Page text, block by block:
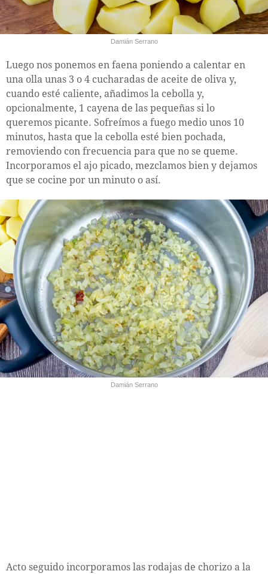
Damián Serrano
Luego nos ponemos en faena poniendo a calentar en
una olla unas 3 o 4 cucharadas de aceite de oliva y,
cuando esté caliente, añadimos la cebolla y,
opcionalmente, 1 cayena de las pequeñas si lo
queremos picante. Sofreímos a fuego medio unos 10
minutos, hasta que la cebolla esté bien pochada,
removiendo con frecuencia para que no se queme.
Incorporamos el ajo picado, mezclamos bien y dejamos
que se cocine por un minuto o así.
Damián Serrano
Acto seguido incorporamos las rodajas de chorizo a la